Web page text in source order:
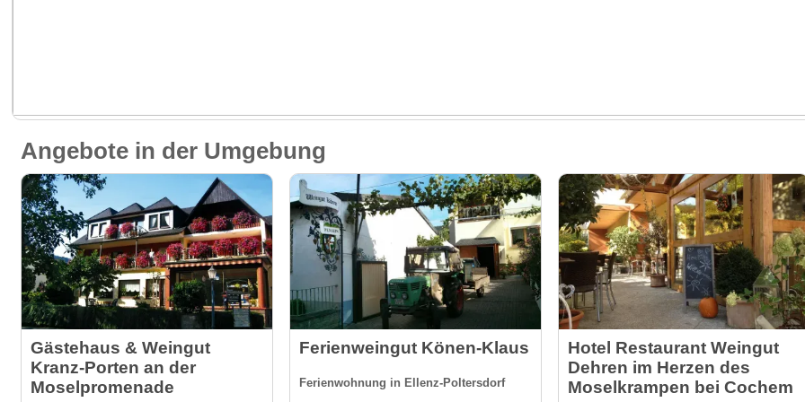
Angebote in der Umgebung
Gästehaus & Weingut
Kranz-Porten an der
Moselpromenade
Ferienweingut Könen-Klaus
Ferienwohnung in Ellenz-Poltersdorf
Hotel Restaurant Weingut
Dehren im Herzen des
Moselkrampen bei Cochem